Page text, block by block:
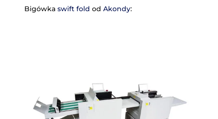
Bigówka swift fold od Akondy: